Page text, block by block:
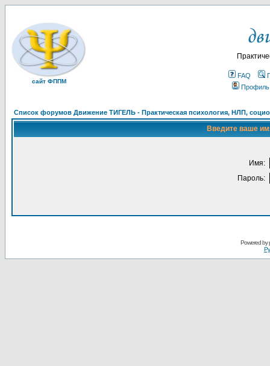
сайт ФППМ
FAQ
Профиль
Список форумов Движение ТИГЕЛЬ - Практическая психология, НЛП,
Введите ваше
Имя:
Пароль:
Powered by